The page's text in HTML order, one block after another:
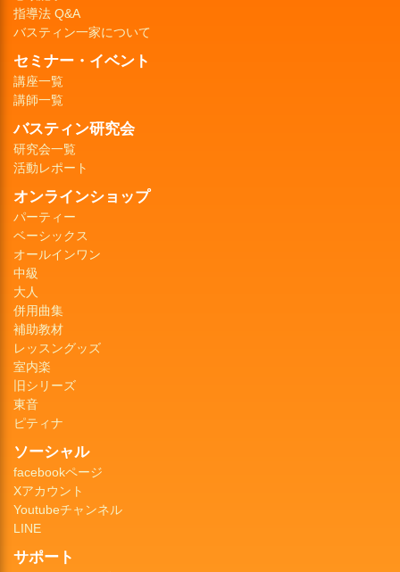
指導法 Q&A
バスティン一家について
セミナー・イベント
講座一覧
講師一覧
バスティン研究会
研究会一覧
活動レポート
オンラインショップ
パーティー
ベーシックス
オールインワン
中級
大人
併用曲集
補助教材
レッスングッズ
室内楽
旧シリーズ
東音
ピティナ
ソーシャル
facebookページ
Xアカウント
Youtubeチャンネル
LINE
サポート